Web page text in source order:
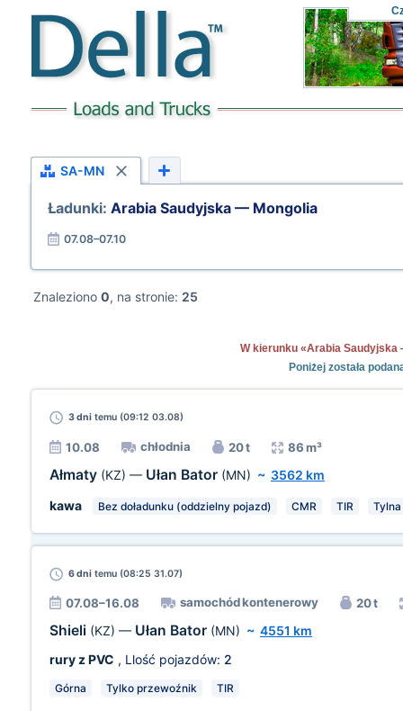
SA-MN
Ładunki: Arabia Saudyjska — Mongolia
07.08–07.10
Znaleziono 0, na stronie: 25
W kierunku «Arabia
Poniżej została
3 dni temu (09:12 03.08)
10.08 chłodnia 20 t 86 m³
Ałmaty (KZ) — Ułan Bator (MN) ~ 3562 km
kawa
Bez doładunku (oddzielny pojazd) CMR TIR Tylna
6 dni temu (08:25 31.07)
07.08–16.08 samochód kontenerowy 20 t
Shieli (KZ) — Ułan Bator (MN) ~ 4551 km
rury z PVC , Llość pojazdów: 2
Górna Tylko przewoźnik TIR